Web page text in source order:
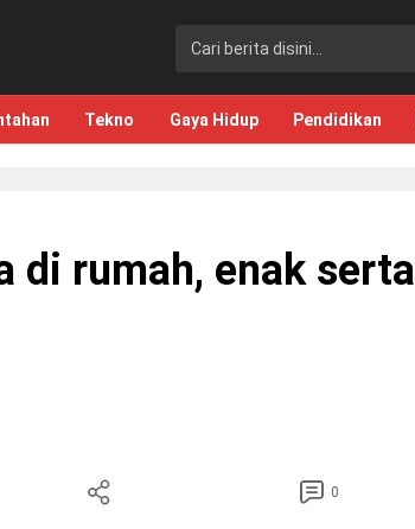
Tekno Gaya Hidup Pendidikan
di rumah, enak serta
0